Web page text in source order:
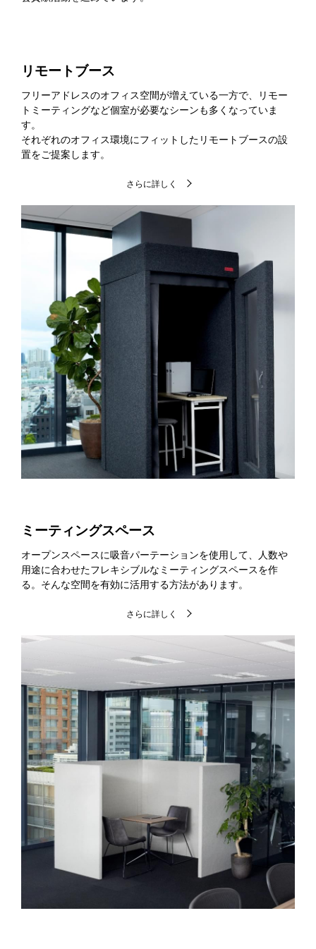
リモートブース
フリーアドレスのオフィス空間が増えている一方で、リモー
トミーティングなど個室が必要なシーンも多くなっていま
す。
それぞれのオフィス環境にフィットしたリモートブースの設
置をご提案します。
さらに詳しく
ミーティングスペース
オープンスペースに吸音パーテーションを使用して、人数や
用途に合わせたフレキシブルなミーティングスペースを作
る。そんな空間を有効に活用する方法があります。
さらに詳しく